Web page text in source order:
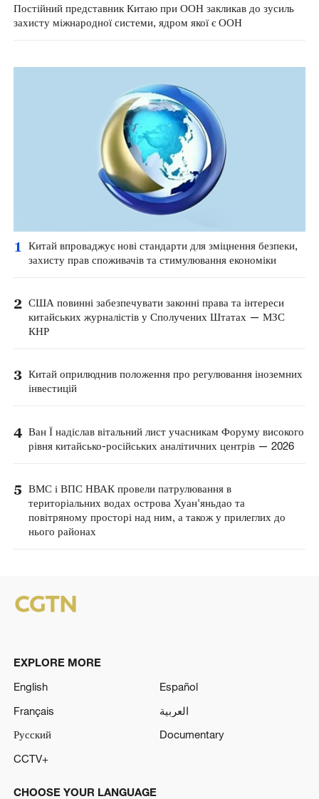
Постійний представник Китаю при ООН закликав до зусиль
захисту міжнародної системи, ядром якої є ООН
1
Китай впроваджує нові стандарти для зміцнення безпеки,
захисту прав споживачів та стимулювання економіки
2 США повинні забезпечувати законні права та інтереси
китайських журналістів у Сполучених Штатах — МЗС
КНР
3 Китай оприлюднив положення про регулювання іноземних
інвестицій
4 Ван Ї надіслав вітальний лист учасникам Форуму високого
рівня китайсько-російських аналітичних центрів — 2026
5 ВМС і ВПС НВАК провели патрулювання в
територіальних водах острова Хуан'яньдао та
повітряному просторі над ним, а також у прилеглих до
нього районах
EXPLORE MORE
English
Español
Français
العربية
Русский
Documentary
CCTV+
CHOOSE YOUR LANGUAGE